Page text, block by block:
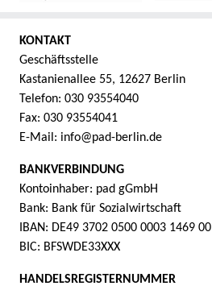
KONTAKT
Geschäftsstelle
Kastanienallee 55, 12627 Berlin
Telefon: 030 93554040
Fax: 030 93554041
E-Mail: info@pad-berlin.de
BANKVERBINDUNG
Kontoinhaber: pad gGmbH
Bank: Bank für Sozialwirtschaft
IBAN: DE49 3702 0500 0003 1469 00
BIC: BFSWDE33XXX
HANDELSREGISTERNUMMER